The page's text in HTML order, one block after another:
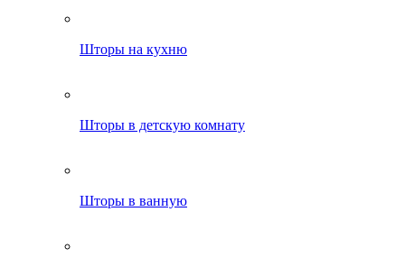
Шторы на кухню
Шторы в детскую комнату
Шторы в ванную